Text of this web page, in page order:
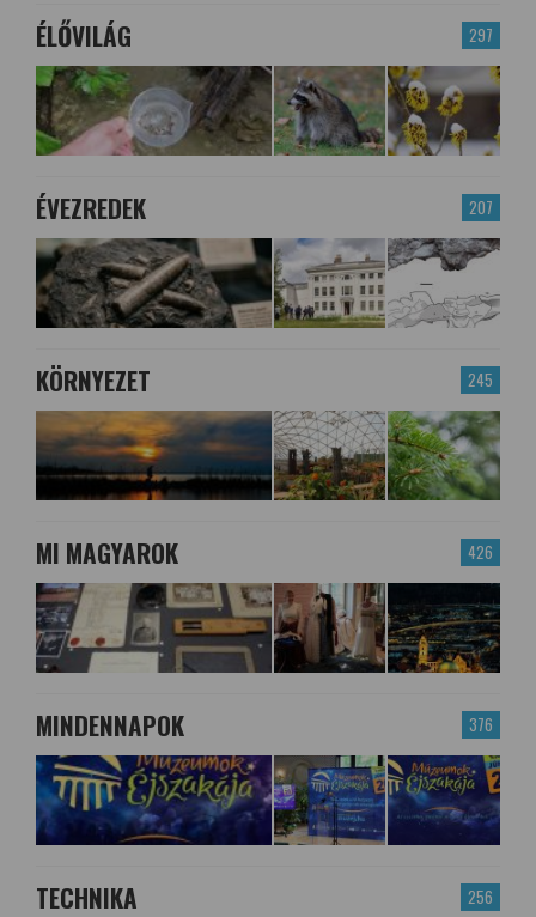
297
ÉLŐVILÁG
207
ÉVEZREDEK
245
KÖRNYEZET
426
MI MAGYAROK
376
MINDENNAPOK
256
TECHNIKA